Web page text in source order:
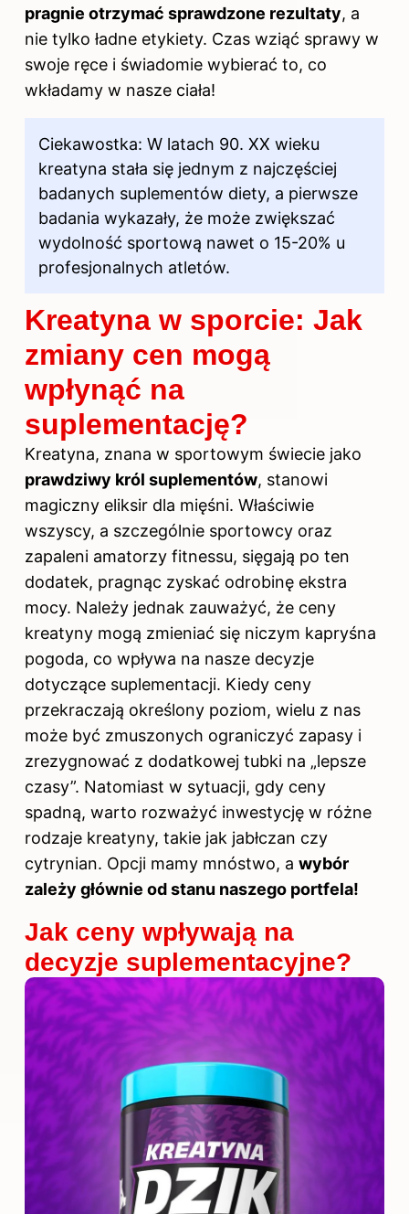
pragnie otrzymać sprawdzone rezultaty, a
nie tylko ładne etykiety. Czas wziąć sprawy w
swoje ręce i świadomie wybierać to, co
wkładamy w nasze ciała!
Ciekawostka: W latach 90. XX wieku
kreatyna stała się jednym z najczęściej
badanych suplementów diety, a pierwsze
badania wykazały, że może zwiększać
wydolność sportową nawet o 15-20% u
profesjonalnych atletów.
Kreatyna w sporcie: Jak
zmiany cen mogą
wpłynąć na
suplementację?
Kreatyna, znana w sportowym świecie jako
prawdziwy król suplementów, stanowi
magiczny eliksir dla mięśni. Właściwie
wszyscy, a szczególnie sportowcy oraz
zapaleni amatorzy fitnessu, sięgają po ten
dodatek, pragnąc zyskać odrobinę ekstra
mocy. Należy jednak zauważyć, że ceny
kreatyny mogą zmieniać się niczym kapryśna
pogoda, co wpływa na nasze decyzje
dotyczące suplementacji. Kiedy ceny
przekraczają określony poziom, wielu z nas
może być zmuszonych ograniczyć zapasy i
zrezygnować z dodatkowej tubki na „lepsze
czasy”. Natomiast w sytuacji, gdy ceny
spadną, warto rozważyć inwestycję w różne
rodzaje kreatyny, takie jak jabłczan czy
cytrynian. Opcji mamy mnóstwo, a wybór
zależy głównie od stanu naszego portfela!
Jak ceny wpływają na
decyzje suplementacyjne?